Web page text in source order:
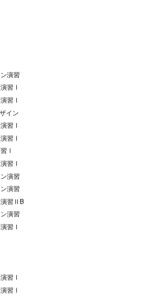
演習
習Ⅰ
習Ⅰ
イン
習Ⅰ
習Ⅰ
Ⅰ
習Ⅰ
演習
演習
演習ⅡB
演習
習Ⅰ
習Ⅰ
習Ⅰ